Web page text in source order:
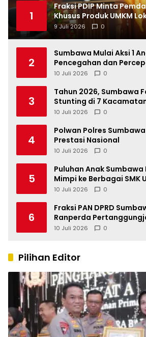
1
Fraksi PDIP Minta
Khusus Produk UMKM
9 Juli 2026 0
2
Sumbawa Mulai Aksi 1
Pencegahan dan
Stunting Tahun 2026
10 Juli 2026 0
3
Tahun 2026, Sumbawa
Stunting di 7
10 Juli 2026 0
4
Polwan Polres
Prestasi Nasional
10 Juli 2026 0
5
Puluhan Anak
Mimpi ke Berbagai SMK
Indonesia
10 Juli 2026 0
6
Fraksi PAN DPRD
Ranperda
2025, Soroti SILPA
10 Juli 2026 0
Pilihan Editor